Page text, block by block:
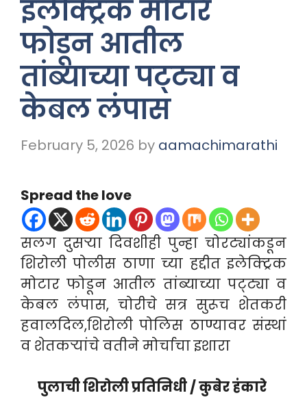
इलेक्ट्रिक मोटार
फोडून आतील
तांब्याच्या पट्ट्या व
केबल लंपास
February 5, 2026 by aamachimarathi
Spread the love
सलग दुसऱ्या दिवशीही पुन्हा चोरट्यांकडून
शिरोली पोलीस ठाणा च्या हद्दीत इलेक्ट्रिक
मोटार फोडून आतील तांब्याच्या पट्ट्या व
केबल लंपास, चोरीचे सत्र सुरूच शेतकरी
हवालदिल,शिरोली पोलिस ठाण्यावर संस्थां
व शेतकऱ्यांचे वतीने मोर्चाचा इशारा
पुलाची शिरोली प्रतिनिधी / कुबेर हंकारे